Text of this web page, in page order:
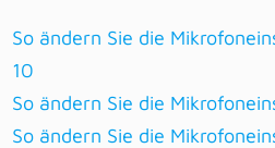
So ändern Sie die
10
So ändern Sie die
So ändern Sie die